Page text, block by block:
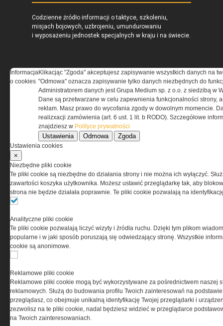
Codzienne źródło informacji o taktyce, szkoleniu,
misjach bojowych, uzbrojeniu, umundurowaniu
i wyposażeniu jednostek specjalnych w kraju i na świecie.
REGULAMIN
Regulamin określa zasady korzystania z portalu
www.special-ops.pl
Korzystanie z portalu jest równoznaczne
przez Grupa MEDIUM Spółka z ograniczoną
odpowiedzialnością Spółka komandytowa, nr KRS:
0000537655, NIP 1132860378, REGON 146393437
(zwana dalej Grupa MEDIUM) w postaci Regulaminu.
Ta witryna wykorzystuje pliki cookies do przechowywania
informacji na Twoim komputerze. Pliki cookies stosujemy
w celu świadczenia usług na najwyższym poziomie,
w tym w sposób dostosowany do indywidualnych potrzeb.
Informacja
o cookies
Klikacjąc "Zgoda" akceptujesz zapisywanie wszystkich danych na
"Odmowa" oznacza zapisywanie tylko danych niezbędnych do
Administratorem danych jest Grupa Medium sp. z o.o. z siedzibą w
Dane są przetwarzane w celu zapewnienia funkcjonalności strony,
reklam. Masz prawo do wycofania zgody w dowolnym momencie.
realizxacji zamówienia (art. 6 ust. 1 lit. b RODO). Szczegółowe
znajdziesz w Polityce prywatności
Ustawienia Odmowa Zgoda
Ustawienia cookies
×
Niezbędne pliki cookie
Te pliki cookie są niezbędne do działania strony i nie można ich wyłączyć.
zawartości koszyka użytkownika. Możesz ustawić przeglądarkę tak, aby
strona nie będzie działała poprawnie. Te pliki cookie pozwalają na
Analityczne pliki cookie
Te pliki cookie pozwalają liczyć wizyty i źródła ruchu. Dzięki tym plikom
popularne i w jaki sposób poruszają się odwiedzający stronę. Wszystkie
cookie są anonimowe.
Reklamowe pliki cookie
Reklamowe pliki cookie mogą być wykorzystywane za pośrednictwem naszej
reklamowych. Służą do budowania profilu Twoich zainteresowań na
przeglądasz, co obejmuje unikalną identyfikację Twojej przeglądarki i
zezwolisz na te pliki cookie, nadal będziesz widzieć w przeglądarce
na Twoich zainteresowaniach.